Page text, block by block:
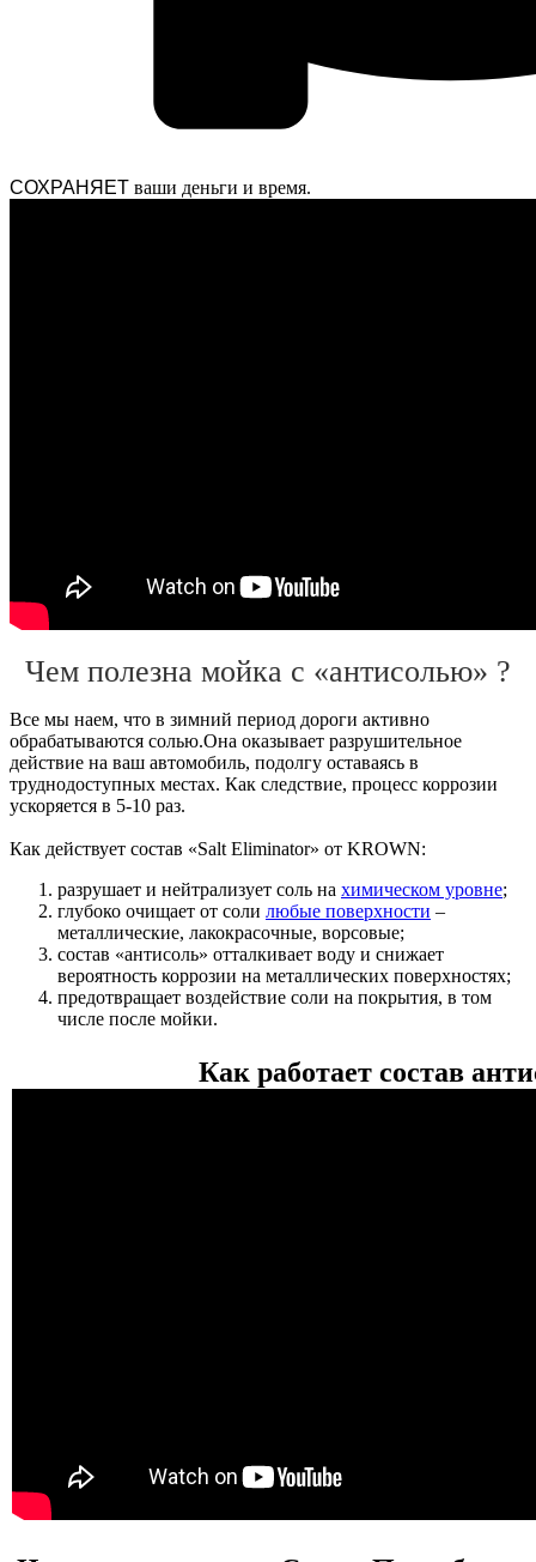
СОХРАНЯЕТ ваши деньги и время.
Чем полезна мойка с «антисолью» ?
Все мы наем, что в зимний период дороги активно
обрабатываются солью.Она оказывает разрушительное
действие на ваш автомобиль, подолгу оставаясь в
труднодоступных местах. Как следствие, процесс коррозии
ускоряется в 5-10 раз.
Как действует состав «Salt Eliminator» от KROWN:
разрушает и нейтрализует соль на химическом уровне;
глубоко очищает от соли любые поверхности –
металлические, лакокрасочные, ворсовые;
состав «антисоль» отталкивает воду и снижает
вероятность коррозии на металлических поверхностях;
предотвращает воздействие соли на покрытия, в том
числе после мойки.
Как работает состав